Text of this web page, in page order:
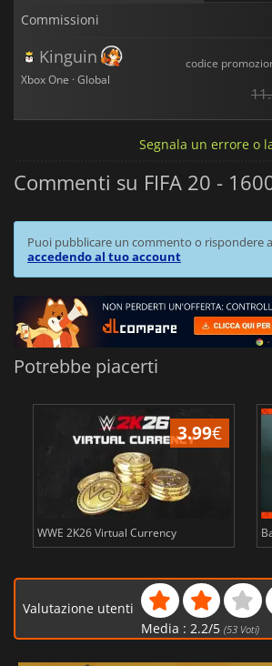
Commissioni
Kinguin
Xbox One · Global
codice
Segnala un errore o
Commenti su FIFA 20 -
Puoi pubblicare un commento o rispondere
accedendo al tuo account
Potrebbe piacerti
3.99€
WWE 2K26 Virtual Currency
Valutazione utenti
Media : 2.2/5 (53Voti)